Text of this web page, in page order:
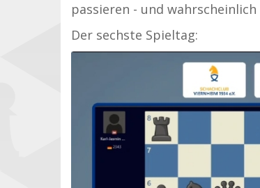
passieren - und
Der sechste Spieltag: